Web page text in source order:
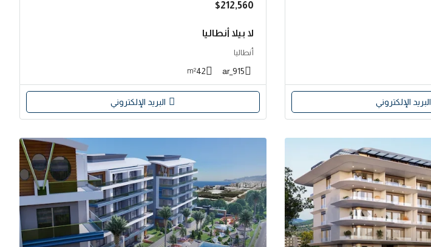
البريد الإلكتروني
$212,560
لا بيلا أنطاليا
أنطاليا
915_ar
42
m²
البريد الإلكتروني